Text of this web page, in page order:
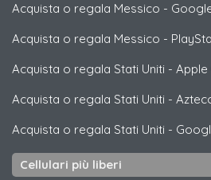
Acquista o regala Messico -
Acquista o regala Messico -
Acquista o regala Stati Uniti - Apple
Acquista o regala Stati Uniti -
Acquista o regala Stati Uniti -
Cellulari più liberi